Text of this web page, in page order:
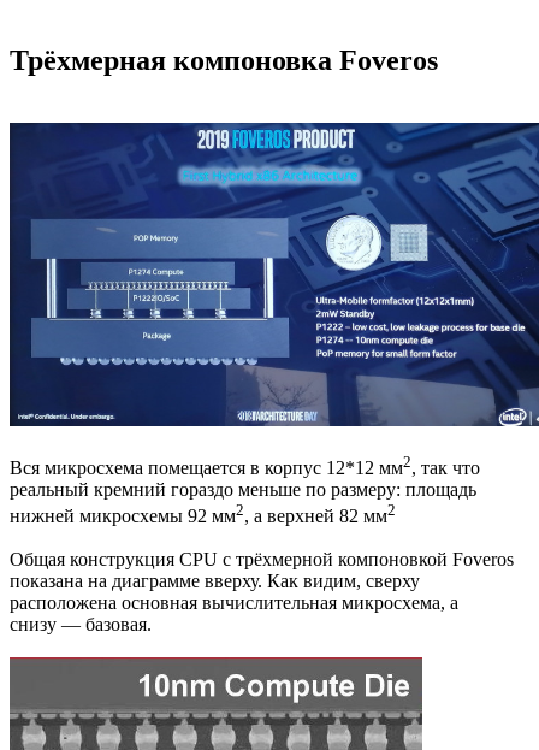
Трёхмерная компоновка Foveros
Вся микросхема помещается в корпус 12*12 мм2, так что
реальный кремний гораздо меньше по размеру: площадь
нижней микросхемы 92 мм2, а верхней 82 мм2
Общая конструкция CPU с трёхмерной компоновкой Foveros
показана на диаграмме вверху. Как видим, сверху
расположена основная вычислительная микросхема, а
снизу — базовая.